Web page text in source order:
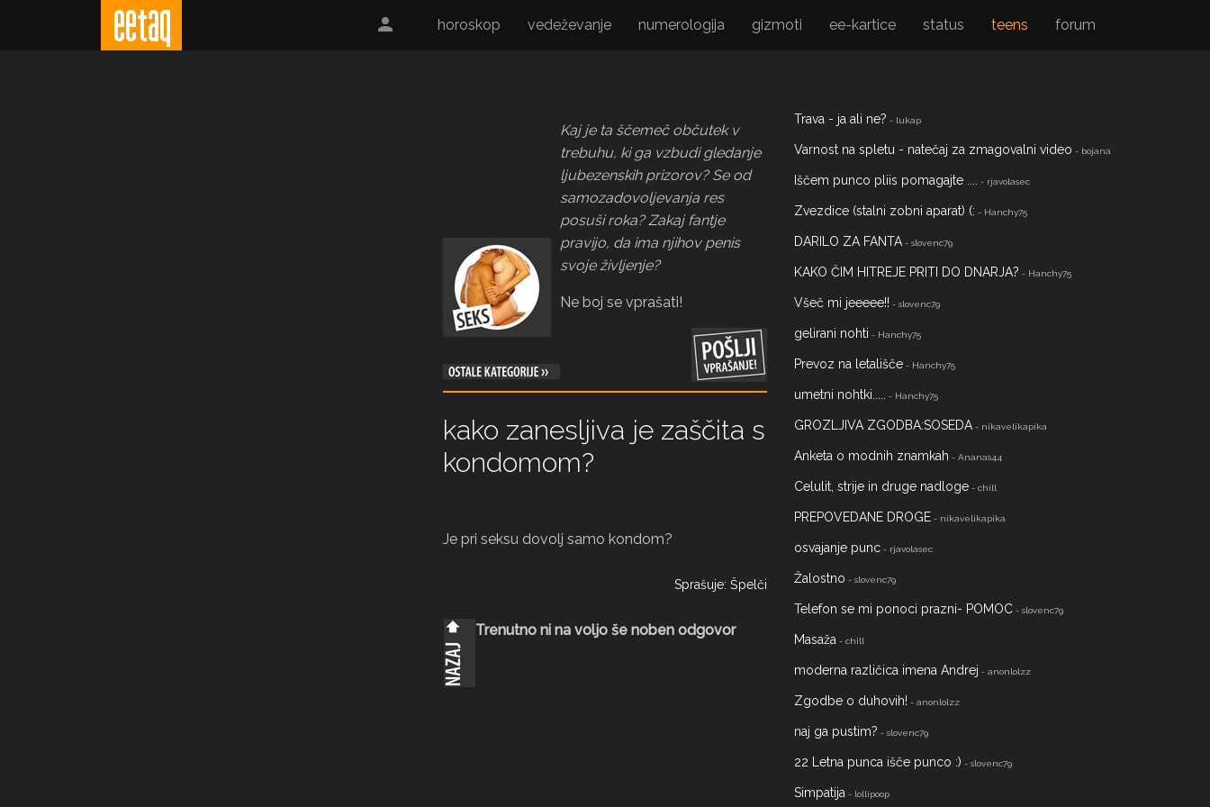
horoskop vedeževanje numerologija gizmoti ee-kartice status teens forum
Kaj je ta ščemeč občutek v
trebuhu, ki ga vzbudi gledanje
ljubezenskih prizorov? Se od
samozadovoljevanja res
posuši roka? Zakaj fantje
pravijo, da ima njihov penis
svoje življenje?
Ne boj se vprašati!
kako zanesljiva je zaščita s
kondomom?
Je pri seksu dovolj samo kondom?
Sprašuje: Špelči
Trenutno ni na voljo še noben odgovor
Trava - ja ali ne? - lukap
Varnost na spletu - natečaj za zmagovalni video - bojana
Iščem punco pliis pomagajte .... - rjavolasec
Zvezdice (stalni zobni aparat) (: - Hanchy75
DARILO ZA FANTA - slovenc79
KAKO ČIM HITREJE PRITI DO DNARJA? - Hanchy75
Všeč mi jeeeee!! - slovenc79
gelirani nohti - Hanchy75
Prevoz na letališče - Hanchy75
umetni nohtki..... - Hanchy75
GROZLJIVA ZGODBA:SOSEDA - nikavelikapika
Anketa o modnih znamkah - Ananas44
Celulit, strije in druge nadloge - chill
PREPOVEDANE DROGE - nikavelikapika
osvajanje punc - rjavolasec
Žalostno - slovenc79
Telefon se mi ponoci prazni- POMOC - slovenc79
Masaža - chill
moderna različica imena Andrej - anonlolzz
Zgodbe o duhovih! - anonlolzz
naj ga pustim? - slovenc79
22 Letna punca išče punco :) - slovenc79
Simpatija - lollipoop